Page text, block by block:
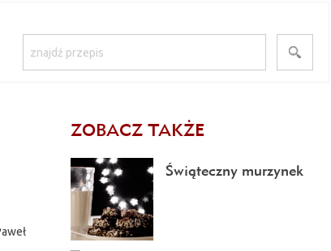
ZOBACZ TAKŻE
Świąteczny murzynek